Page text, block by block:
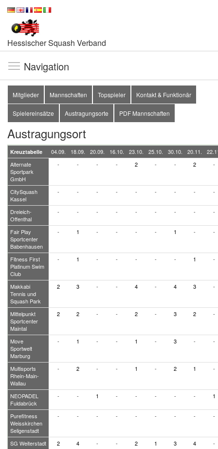
Hessischer Squash Verband
Navigation
Mitglieder Mannschaften Topspieler Kontakt & Funktionär
Spielereinsätze Austragungsorte PDF Mannschaften
Austragungsort
Kreuztabelle 04.09. 18.09. 20.09. 16.10. 23.10. 25.10. 30.10. 20.11.
Alternate
Sportpark
GmbH
- - - - 2 - - 2 -
CitySquash
Kassel
- - - - - - - - -
Dreieich-
Offenthal
- - - - - - - - -
Fair Play
Sportcenter
Babenhausen
- 1 - - - - 1 - -
Fitness First
Platinum Swim
Club
- 1 - - - - - 1 -
Makkabi
Tennis und
Squash Park
2 3 - - 4 - 4 3 -
Mittelpunkt
Sportcenter
Maintal
2 2 - - 2 - 3 2 -
Move
Sportwelt
Marburg
- 1 - - 1 - 3 - -
Multisports
Rhein-Main-
Wallau
- 2 - - 1 - 2 1 -
NEOPADEL
Fuldabrück
- - 1 - - - - - 1
Purefitness
Weisskirchen
Seligenstadt
- - - - - - - - -
SG Weiterstadt 2 4 - - 2 1 3 4
-